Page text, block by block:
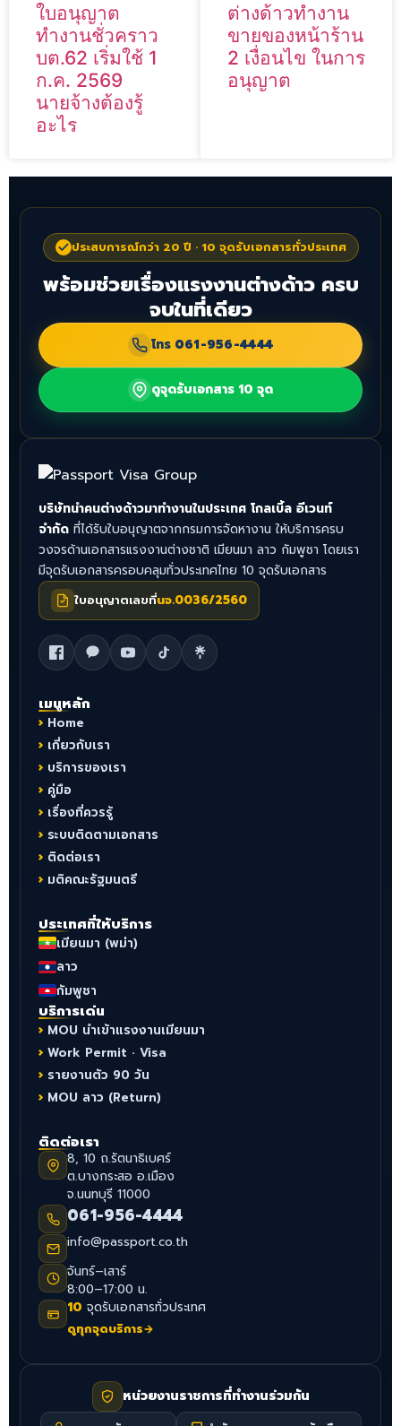
ใบอนุญาต
ทำงานชั่วคราว
บต.62 เริ่มใช้ 1
ก.ค. 2569
นายจ้างต้องรู้
อะไร
ต่างด้าวทำงาน
ขายของหน้าร้าน
2 เงื่อนไข ในการ
อนุญาต
ประสบการณ์กว่า 20 ปี · 10 จุดรับเอกสารทั่วประเทศ
พร้อมช่วยเรื่องแรงงานต่างด้าว ครบ
จบในที่เดียว
โทร 061-956-4444
ดูจุดรับเอกสาร 10 จุด
บริษัทนำคนต่างด้าวมาทำงานในประเทศ โกลเบิ้ล อีเวนท์
จำกัด ที่ได้รับใบอนุญาตจากกรมการจัดหางาน ให้บริการครบ
วงจรด้านเอกสารแรงงานต่างชาติ เมียนมา ลาว กัมพูชา โดยเรา
มีจุดรับเอกสารครอบคลุมทั่วประเทศไทย 10 จุดรับเอกสาร
ใบอนุญาตเลขที่นจ.0036/2560
เมนูหลัก
Home
เกี่ยวกับเรา
บริการของเรา
คู่มือ
เรื่องที่ควรรู้
ระบบติดตามเอกสาร
ติดต่อเรา
มติคณะรัฐมนตรี
ประเทศที่ให้บริการ
เมียนมา (พม่า)
ลาว
กัมพูชา
บริการเด่น
MOU นำเข้าแรงงานเมียนมา
Work Permit · Visa
รายงานตัว 90 วัน
MOU ลาว (Return)
ติดต่อเรา
8, 10 ถ.รัตนาธิเบศร์
ต.บางกระสอ อ.เมือง
จ.นนทบุรี 11000
061-956-4444
info@passport.co.th
จันทร์–เสาร์
8:00–17:00 น.
10 จุดรับเอกสารทั่วประเทศ
ดูทุกจุดบริการ→
หน่วยงานราชการที่ทำงานร่วมกัน